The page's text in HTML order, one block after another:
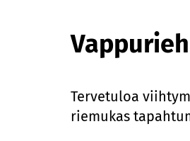
Tervetuloa
riemukas